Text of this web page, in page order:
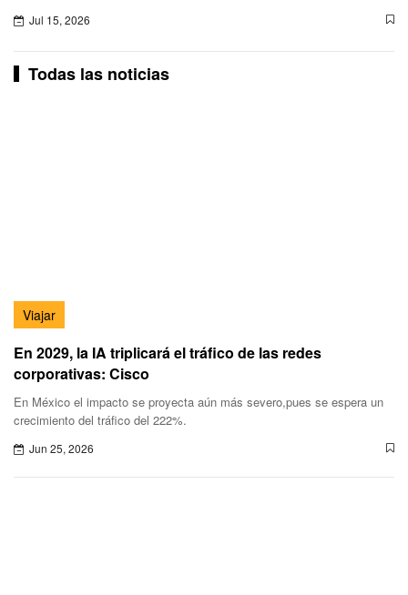
Jul 15, 2026
Todas las noticias
Viajar
En 2029, la IA triplicará el tráfico de las redes
corporativas: Cisco
En México el impacto se proyecta aún más severo,pues se espera un
crecimiento del tráfico del 222%.
Jun 25, 2026